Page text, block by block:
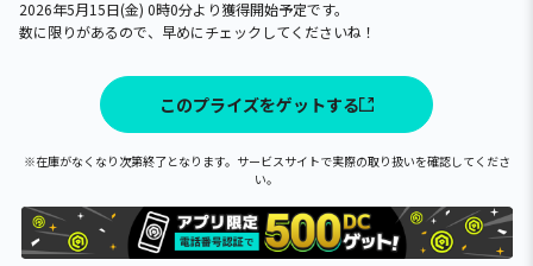
2026年5月15日(金) 0時0分より獲得開始予定です。
数に限りがあるので、早めにチェックしてくださいね！
このプライズをゲットする
※在庫がなくなり次第終了となります。サービスサイトで実際の取り扱いを確認してくださ
い。